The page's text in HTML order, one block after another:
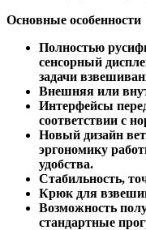
Основные особенности
Полностью
сенсорный
задачи
Внешняя или
Интерфейсы
соответствии с
Новый дизайн
эргономику
удобства.
Стабильность,
Крюк для
Возможность
стандартные